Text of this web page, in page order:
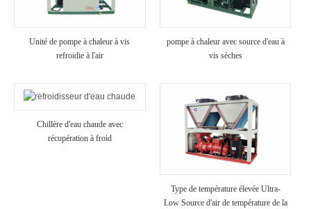
Unité de pompe à chaleur à vis
refroidie à l'air
pompe à chaleur avec source d'eau à
vis sèches
Chillère d'eau chaude avec
récupération à froid
Type de température élevée Ultra-
Low Source d'air de température de la